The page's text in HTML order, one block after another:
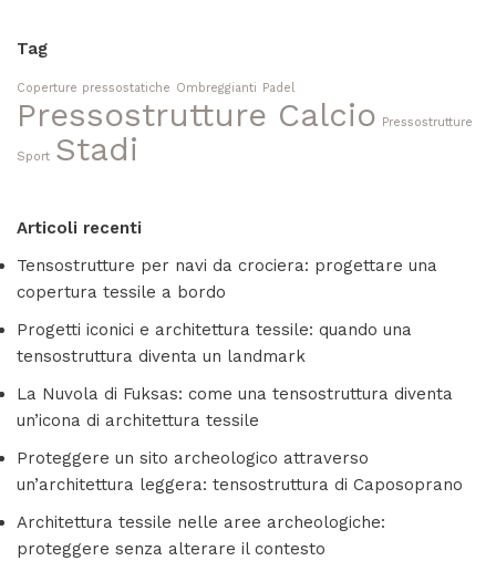
Tag
Coperture pressostatiche Ombreggianti Padel
Pressostrutture Calcio Pressostrutture
Sport Stadi
Articoli recenti
Tensostrutture per navi da crociera: progettare una
copertura tessile a bordo
Progetti iconici e architettura tessile: quando una
tensostruttura diventa un landmark
La Nuvola di Fuksas: come una tensostruttura diventa
un’icona di architettura tessile
Proteggere un sito archeologico attraverso
un’architettura leggera: tensostruttura di Caposoprano
Architettura tessile nelle aree archeologiche:
proteggere senza alterare il contesto